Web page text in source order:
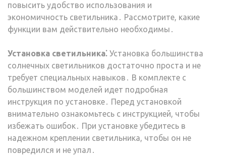
повысить удобство использования и
экономичность светильника․ Рассмотрите, какие
функции вам действительно необходимы․
Установка светильника⁚ Установка большинства
солнечных светильников достаточно проста и не
требует специальных навыков․ В комплекте с
большинством моделей идет подробная
инструкция по установке․ Перед установкой
внимательно ознакомьтесь с инструкцией, чтобы
избежать ошибок․ При установке убедитесь в
надежном креплении светильника, чтобы он не
повредился и не упал․